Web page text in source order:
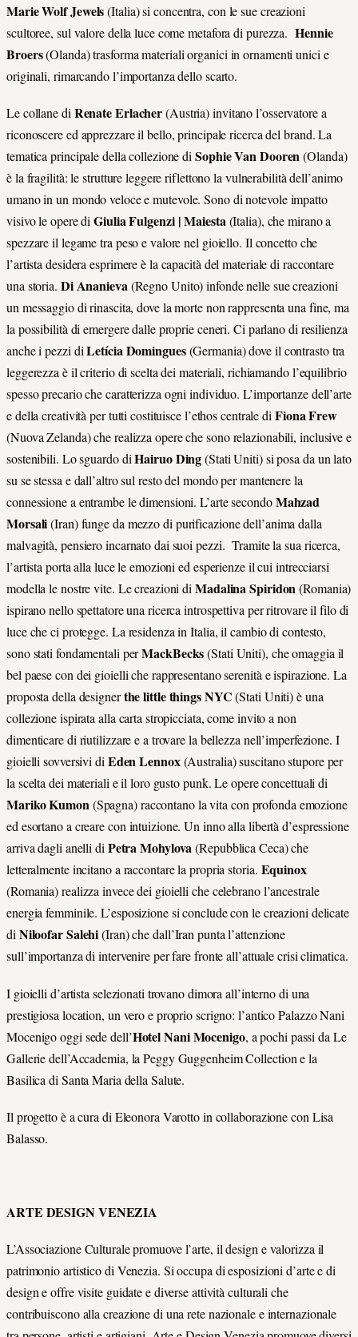
Marie Wolf Jewels(Italia) si concentra, con le sue creazioni
scultoree, sul valore della luce come metafora di purezza. Hennie
Broers(Olanda) trasforma materiali organici in ornamenti unici e
originali, rimarcando l’importanza dello scarto.
Le collane diRenate Erlacher(Austria) invitano l’osservatore a
riconoscere ed apprezzare il bello, principale ricerca del brand. La
tematica principale della collezione diSophie Van Dooren(Olanda)
è la fragilità: le strutture leggere riflettono la vulnerabilità dell’animo
umano in un mondo veloce e mutevole. Sono di notevole impatto
visivo le opere diGiulia Fulgenzi | Maiesta(Italia), che mirano a
spezzare il legame tra peso e valore nel gioiello. Il concetto che
l’artista desidera esprimere è la capacità del materiale di raccontare
una storia. Di Ananieva(Regno Unito) infonde nelle sue creazioni
un messaggio di rinascita, dove la morte non rappresenta una fine, ma
la possibilità di emergere dalle proprie ceneri. Ci parlano di resilienza
anche i pezzi diLetícia Domingues(Germania) dove il contrasto tra
leggerezza è il criterio di scelta dei materiali, richiamando l’equilibrio
spesso precario che caratterizza ogni individuo. L’importanze dell’arte
e della creatività per tutti costituisce l’ethos centrale diFiona Frew
(Nuova Zelanda) che realizza opere che sono relazionabili, inclusive e
sostenibili. Lo sguardo diHairuo Ding(Stati Uniti) si posa da un lato
su se stessa e dall’altro sul resto del mondo per mantenere la
connessione a entrambe le dimensioni. L’arte secondoMahzad
Morsali(Iran) funge da mezzo di purificazione dell’anima dalla
malvagità, pensiero incarnato dai suoi pezzi. Tramite la sua ricerca,
l’artista porta alla luce le emozioni ed esperienze il cui intrecciarsi
modella le nostre vite. Le creazioni diMadalina Spiridon(Romania)
ispirano nello spettatore una ricerca introspettiva per ritrovare il filo di
luce che ci protegge. La residenza in Italia, il cambio di contesto,
sono stati fondamentali perMackBecks(Stati Uniti), che omaggia il
bel paese con dei gioielli che rappresentano serenità e ispirazione. La
proposta della designerthe little things NYC(Stati Uniti) è una
collezione ispirata alla carta stropicciata, come invito a non
dimenticare di riutilizzare e a trovare la bellezza nell’imperfezione. I
gioielli sovversivi diEden Lennox(Australia) suscitano stupore per
la scelta dei materiali e il loro gusto punk. Le opere concettuali di
Mariko Kumon(Spagna) raccontano la vita con profonda emozione
ed esortano a creare con intuizione. Un inno alla libertà d’espressione
arriva dagli anelli diPetra Mohylova(Repubblica Ceca) che
letteralmente incitano a raccontare la propria storia. Equinox
(Romania) realizza invece dei gioielli che celebrano l’ancestrale
energia femminile. L’esposizione si conclude con le creazioni delicate
diNiloofar Salehi(Iran) che dall’Iran punta l’attenzione
sull’importanza di intervenire per fare fronte all’attuale crisi climatica.
I gioielli d’artista selezionati trovano dimora all’interno di una
prestigiosa location, un vero e proprio scrigno: l’antico Palazzo Nani
Mocenigo oggi sede dell’Hotel Nani Mocenigo, a pochi passi da Le
Gallerie dell’Accademia, la Peggy Guggenheim Collection e la
Basilica di Santa Maria della Salute.
Il progetto è a cura di Eleonora Varotto in collaborazione con Lisa
Balasso.
ARTE DESIGN VENEZIA
L’Associazione Culturale promuove l’arte, il design e valorizza il
patrimonio artistico di Venezia. Si occupa di esposizioni d’arte e di
design e offre visite guidate e diverse attività culturali che
contribuiscono alla creazione di una rete nazionale e internazionale